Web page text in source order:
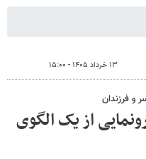
۱۳ خرداد ۱۴۰۵ - ۱۵:۰۰
و فرزندان
از یک الگوی